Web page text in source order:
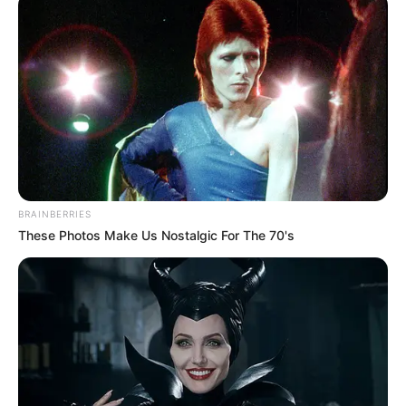
Die
zu 2/3 mit Teig füllen und mit dem
restlichen Zucker bestreuen. In dem auf 180 Grad
vorgeheiztenOfen
etwa 20 - 25 Minuten auf mittlerer
Schiene backen, bis sie goldbraun sind und bei der
Stäbchenprobe kein Teig mehr kleben bleibt. Nach ca. 5
Minuten außerhalb des Ofens sind sie fest genug und
können aus denSilikonförmchengenommen werden.
Weitere Varianten von Muffins:
Aprikosen-Ricotta-Muffins
Chocolate Chip Muffins
Waffins (Muffins in der Waffel)
Rezept als Druckversion
BRAINBERRIES
These Photos Make Us Nostalgic For The 70's